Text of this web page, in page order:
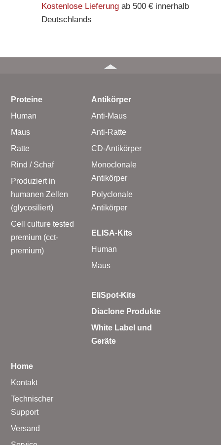
Kostenlose Lieferungab 500 € innerhalb
Deutschlands
Proteine
Human
Maus
Ratte
Rind / Schaf
Produziert in
humanen Zellen
(glycosiliert)
Cell culture tested
premium (cct-
premium)
Antikörper
Anti-Maus
Anti-Ratte
CD-Antikörper
Monoclonale
Antikörper
Polyclonale
Antikörper
ELISA-Kits
Human
Maus
EliSpot-Kits
Diaclone Produkte
White Label und
Geräte
Home
Kontakt
Technischer
Support
Versand